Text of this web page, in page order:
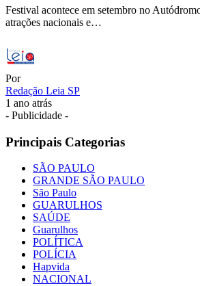
Festival acontece em setembro no
atrações nacionais e…
Por
Redação Leia SP
1 ano atrás
- Publicidade -
Principais Categorias
SÃO PAULO
GRANDE SÃO PAULO
São Paulo
GUARULHOS
SAÚDE
Guarulhos
POLÍTICA
POLÍCIA
Hapvida
NACIONAL